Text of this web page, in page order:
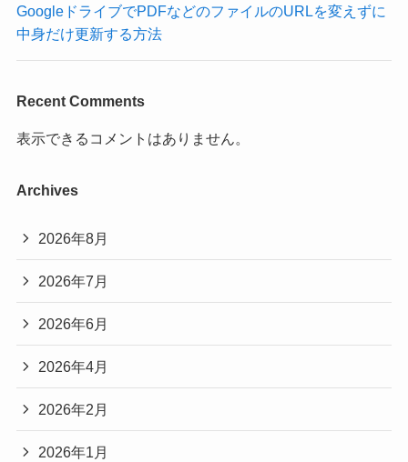
GoogleドライブでPDFなどのファイルのURLを変えずに
中身だけ更新する方法
Recent Comments
表示できるコメントはありません。
Archives
2026年8月
2026年7月
2026年6月
2026年4月
2026年2月
2026年1月